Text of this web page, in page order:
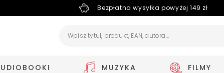
Bezpłatna wysyłka powyżej 149 zł
MUZYKA FILMY